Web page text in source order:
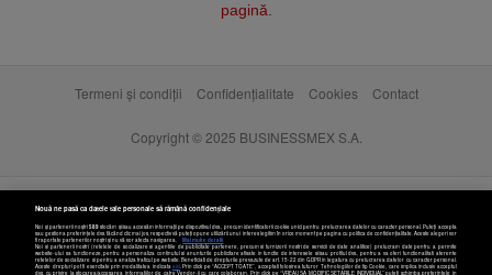
pagină
Termeni și condiții Confidențialitate Cookies Contact
Copyright © 2025 BUSINESSMEX S.A.
Nouă ne pasă ca datele tale personale să rămână confidențiale
Noi și partenerii noștri589stocăm și/sau accesăm informații pe dispozitivul dvs., precum identificatorii cookie unici pentru prelucrarea datelor cu caracter personal. Puteți accepta
sau gestiona preferințele dvs. făcând clic mai jos, respectiv vă puteți opune utilizării unui interes legitim în orice moment pe pagina cu politica de confidențialitate. Aceste alegeri vor
fi raportate partenerilor noștri și nu vă vor afecta navigarea.
Mai multe detalii
Noi si partenerii nostri (retelele de socializare si agentiile de publicitate partenere, precum si furnizorii nostri de servicii de date analitice) prelucram date pentru a permite
website-ului sa functioneze, pentru a personaliza continutul si anunturile publicitare afisate in functie de interesele si/sau profilul dvs., pentru a va oferi functionalitati aferente
retelelor de socializare si pentru a analiza traficul pe website. Beneficiati de drepturile prevazute de art. 15-22 din GDPR in legatura cu prelucrarea datelor cu caracter personal.
Aceste drepturi pot fi exercitate prin modalitatea indicataaici. Prin click pe “ACCEPT TOATE”, acceptati folosirea tuturor Tehnologiilor de tip Cookie, care implica inclusiv acceptul
dvs. cu privire la stocarea/accesarea informatiilor de catre Vendor-ii cu care colaboram. Prin click pe “VREAU SA MODIFIC SETARILE INDIVIDUAL” puteti schimba preferintele in